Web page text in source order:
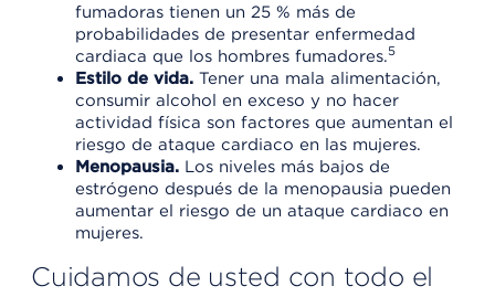
fumadoras tienen un 25 % más de
probabilidades de presentar enfermedad
cardiaca que los hombres fumadores.5
Estilo de vida. Tener una mala alimentación,
consumir alcohol en exceso y no hacer
actividad física son factores que aumentan el
riesgo de ataque cardiaco en las mujeres.
Menopausia. Los niveles más bajos de
estrógeno después de la menopausia pueden
aumentar el riesgo de un ataque cardiaco en
mujeres.
Cuidamos de usted con todo el